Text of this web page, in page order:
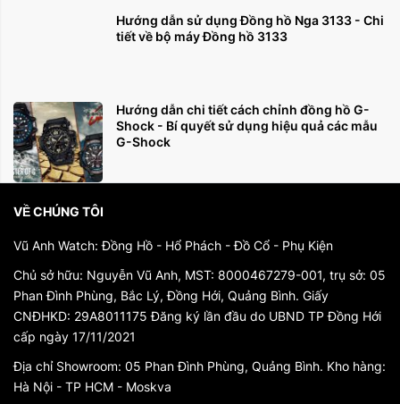
Hướng dẫn sử dụng Đồng hồ Nga 3133 - Chi
tiết về bộ máy Đồng hồ 3133
Hướng dẫn chi tiết cách chỉnh đồng hồ G-
Shock - Bí quyết sử dụng hiệu quả các mẫu
G-Shock
VỀ CHÚNG TÔI
Vũ Anh Watch: Đồng Hồ - Hổ Phách - Đồ Cổ - Phụ Kiện
Chủ sở hữu: Nguyễn Vũ Anh, MST: 8000467279-001, trụ sở: 05
Phan Đình Phùng, Bắc Lý, Đồng Hới, Quảng Bình. Giấy
CNĐHKD: 29A8011175 Đăng ký lần đầu do UBND TP Đồng Hới
cấp ngày 17/11/2021
Địa chỉ Showroom: 05 Phan Đình Phùng, Quảng Bình. Kho hàng:
Hà Nội - TP HCM - Moskva